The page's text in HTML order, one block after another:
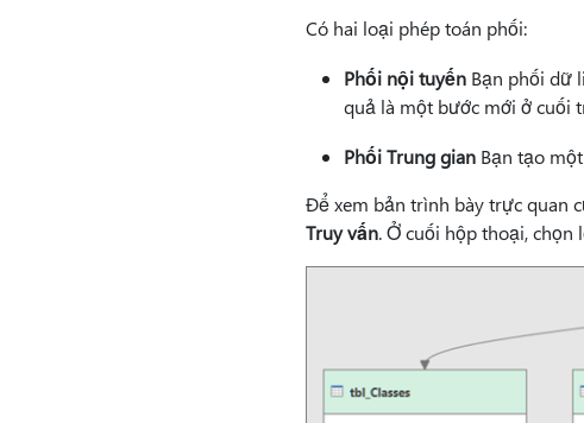
Có hai loại phép toán phối:
Phối nội tuyếnBạn phối dữ
quả là một bước mới ở cuối
Phối Trung gianBạn tạo
Để xem bản trình bày trực quan
Truy vấn. Ở cuối hộp thoại, chọn